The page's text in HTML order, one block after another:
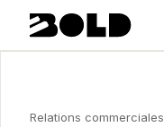
Relations commerciales